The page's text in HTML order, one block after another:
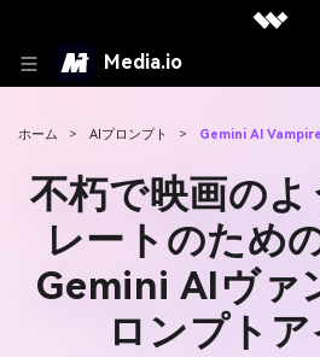
Media.io
ホーム > AIプロンプト > Gemini AI
不朽で映画のよ
レートのため
Gemini AIヴァ
ロンプト